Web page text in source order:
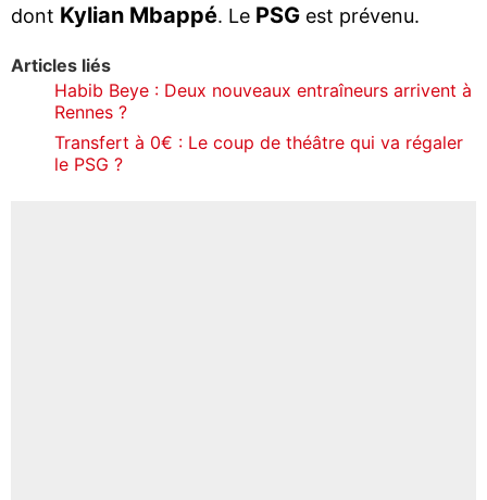
dont Kylian Mbappé. Le PSG est prévenu.
Articles liés
Habib Beye : Deux nouveaux entraîneurs arrivent à
Rennes ?
Transfert à 0€ : Le coup de théâtre qui va régaler
le PSG ?